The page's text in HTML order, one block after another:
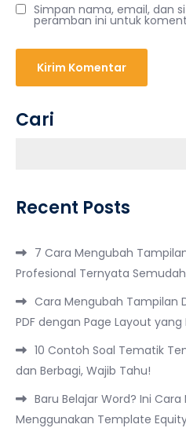
Simpan nama, email, dan
peramban ini untuk
Cari
Recent Posts
7 Cara Mengubah
Profesional Ternyata
Cara Mengubah Tampilan
PDF dengan Page Layout
10 Contoh Soal Tematik
dan Berbagi, Wajib Tahu!
Baru Belajar Word? Ini
Menggunakan Template